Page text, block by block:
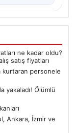
ne kadar oldu?
satış fiyatları
kurtaran personele
yakaladı! Ölümlü
Ankara, İzmir ve